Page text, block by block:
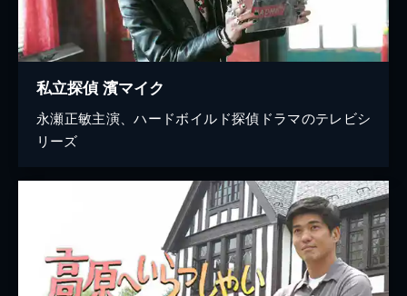
私立探偵 濱マイク
永瀬正敏主演、ハードボイルド探偵ドラマのテレビシ
リーズ